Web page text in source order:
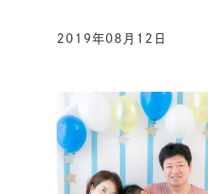
2019年08月12日